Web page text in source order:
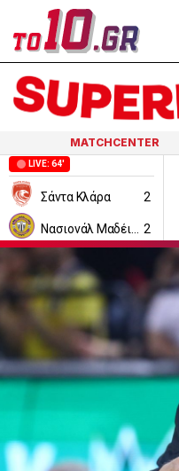
MATCHCENTER
LIVE: 64'
Σάντα Κλάρα 2
2